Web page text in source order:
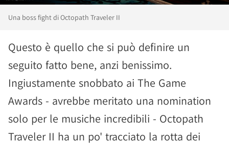
Una boss fight di Octopath Traveler II
Questo è quello che si può definire un
seguito fatto bene, anzi benissimo.
Ingiustamente snobbato ai The Game
Awards - avrebbe meritato una nomination
solo per le musiche incredibili - Octopath
Traveler II ha un po' tracciato la rotta dei